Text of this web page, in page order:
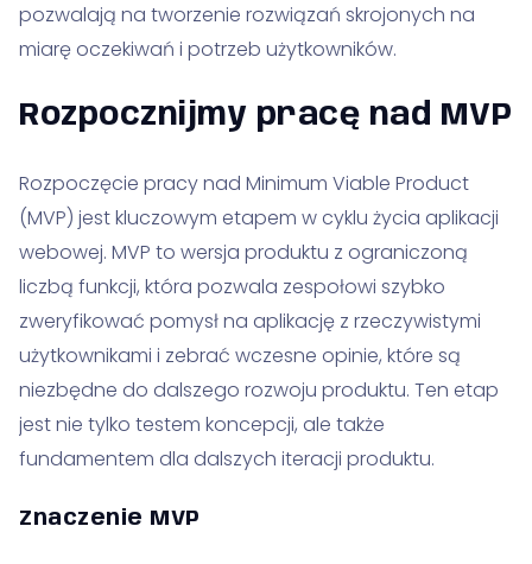
pozwalają na tworzenie rozwiązań skrojonych na
miarę oczekiwań i potrzeb użytkowników.
Rozpocznijmy pracę nad MVP
Rozpoczęcie pracy nad Minimum Viable Product
(MVP) jest kluczowym etapem w cyklu życia aplikacji
webowej. MVP to wersja produktu z ograniczoną
liczbą funkcji, która pozwala zespołowi szybko
zweryfikować pomysł na aplikację z rzeczywistymi
użytkownikami i zebrać wczesne opinie, które są
niezbędne do dalszego rozwoju produktu. Ten etap
jest nie tylko testem koncepcji, ale także
fundamentem dla dalszych iteracji produktu.
Znaczenie MVP